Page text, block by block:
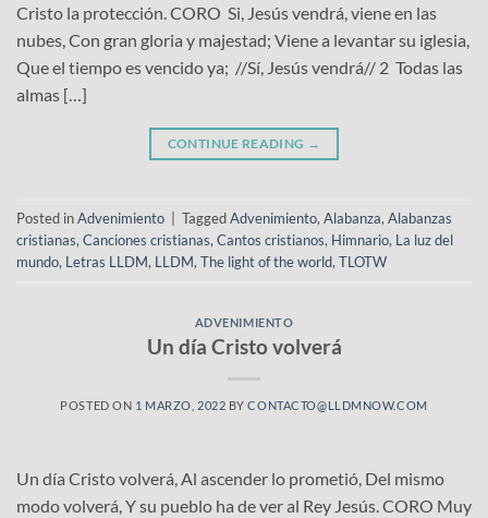
Cristo la protección. CORO Si, Jesús vendrá, viene en las
nubes, Con gran gloria y majestad; Viene a levantar su iglesia,
Que el tiempo es vencido ya; //Sí, Jesús vendrá// 2 Todas las
almas […]
CONTINUE READING →
Posted inAdvenimiento TaggedAdvenimiento, Alabanza, Alabanzas
cristianas, Canciones cristianas, Cantos cristianos, Himnario, La luz del
mundo, Letras LLDM, LLDM, The light of the world, TLOTW
ADVENIMIENTO
Un día Cristo volverá
POSTED ON 1 MARZO, 2022 BYCONTACTO@LLDMNOW.COM
Un día Cristo volverá, Al ascender lo prometió, Del mismo
modo volverá, Y su pueblo ha de ver al Rey Jesús. CORO Muy